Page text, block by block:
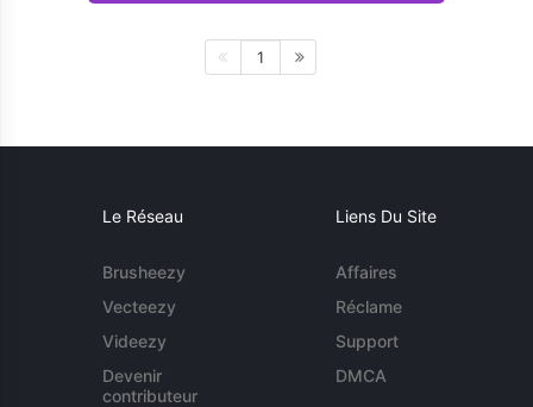
1
Le Réseau
Brusheezy
Vecteezy
Videezy
Devenir
contributeur
Liens Du Site
Affaires
Réclame
Support
DMCA